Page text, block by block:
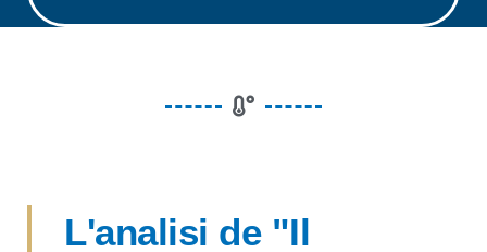
L'analisi de "Il